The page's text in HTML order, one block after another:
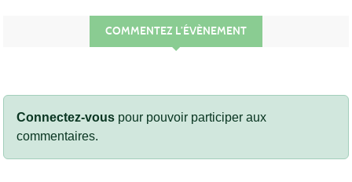
COMMENTEZ L’ÉVÈNEMENT
Connectez-vous pour pouvoir participer aux
commentaires.